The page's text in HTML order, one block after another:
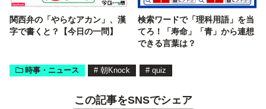
関西弁の「やらなアカン」、漢
字で書くと？【今日の一問】
検索ワードで「理科用語」を当
てろ！「寿命」「青」から連想
できる言葉は？
時事・ニュース # 朝Knock # quiz
この記事をSNSでシェア